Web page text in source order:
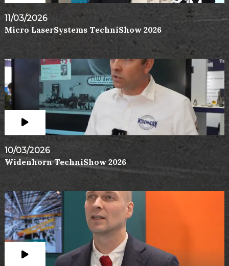
11/03/2026
Micro LaserSystems TechniShow 2026
10/03/2026
Widenhorn TechniShow 2026